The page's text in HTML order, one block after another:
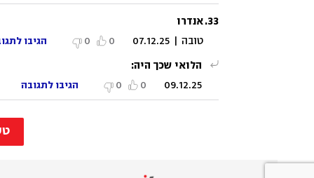
33
. אנדרו
טובה
07.12.25
0
0 הגיבו
הלואי שכך היה:
09.12.25
0
0 הגיבו לתגובה